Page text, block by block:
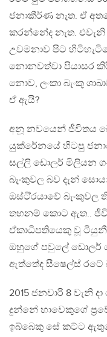
ජනාකීර්ණ නැත. ඒ
කරන්නේද නැත.
උවමනාව පිට
නොනවත්වා පියාසර
නොව, ලංකා බැංකු
ඒ ඇයි?
අනූ නවයෙන් ජීවිතය
යුක්රේනයේ හිටපු
සල්ලි ඩොලර් මිලියන
බැංකුවල බව දැන්
ඔස්ටි‍්‍රයාවේ
තහනම් කොට ඇත..
ඒකාධිපතියෙකු වූ
ඔහුගේ පවුලේ ඩොලර්
ඇත්තේද සීෂෙල්ස් රටේ
2015 ජනවාරි 8 වැනි
දුන්නේ හාවෙකුගේ
ඉබ්බෙකු සේ කට්ට